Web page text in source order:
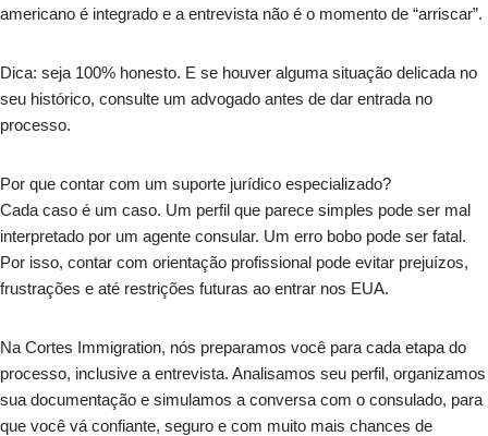
americano é integrado e a entrevista não é o momento de “arriscar”.
Dica: seja 100% honesto. E se houver alguma situação delicada no
seu histórico, consulte um advogado antes de dar entrada no
processo.
Por que contar com um suporte jurídico especializado?
Cada caso é um caso. Um perfil que parece simples pode ser mal
interpretado por um agente consular. Um erro bobo pode ser fatal.
Por isso, contar com orientação profissional pode evitar prejuízos,
frustrações e até restrições futuras ao entrar nos EUA.
Na Cortes Immigration, nós preparamos você para cada etapa do
processo, inclusive a entrevista. Analisamos seu perfil, organizamos
sua documentação e simulamos a conversa com o consulado, para
que você vá confiante, seguro e com muito mais chances de